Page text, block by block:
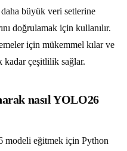
daha büyük veri setlerine
doğrulamak için kullanılır.
için mükemmel kılar ve
kadar çeşitlilik sağlar.
nasıl YOLO26
eğitmek için Python